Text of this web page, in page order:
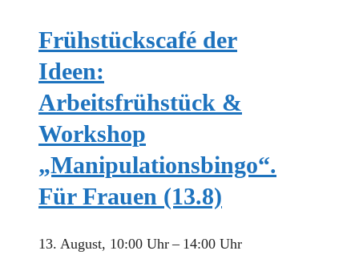
Frühstückscafé der
Ideen:
Arbeitsfrühstück &
Workshop
„Manipulationsbingo“.
Für Frauen (13.8)
13. August, 10:00 Uhr– 14:00 Uhr